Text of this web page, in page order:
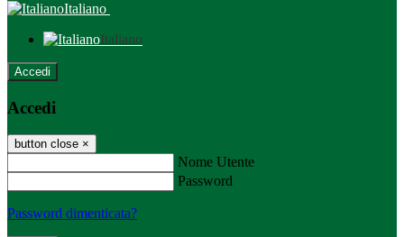
Italiano
Italiano
Accedi
Accedi
button close ×
Nome Utente
Password
Password dimenticata?